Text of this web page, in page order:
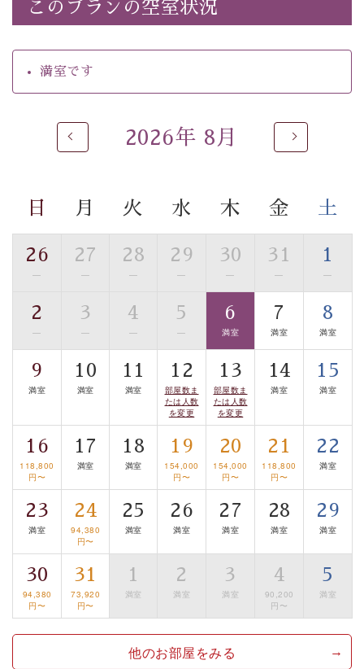
【温泉】
自家源泉「美翠源泉」は酸化の進みが遅く新鮮で若返り
の効果が高い、極めて希有な源泉です。身も心も癒され
るご入浴をお愉しみください。
■お座敷風呂（大浴場）
用。 足元が柔らかく、そして滑りにくい畳のお風呂で
ご了承のほどお願いいたします。
■貸切温泉風呂 （40分2000円）
眺望はございませんが、源泉掛け流しの温泉の質を楽し
む貸切温泉風呂です。ゆったりといやされるプライベー
トな空間をお愉しみください。
【旅】
■諏訪大社4社を巡る無料参拝バス
豊富な知識を持ったドライバー兼ガイドが諏訪大社をご
事前ご予約制ですので、ご利用ご希望の方
は【3日前まで】にお電話ください。
※交通規制などにより運行できない日がございます
※年末年始及び御柱祭前後は運行しておりません
以上が基本プランの内容です。
神秘なる諏訪湖に心癒される時間をお過ごしいただけま
したら幸いです。
このプランの空室状況
満室です
2026年 8月
日 月 火 水 木 金 土
26
—
27
—
28
—
29
—
30
—
31
—
1
—
2
—
3
—
4
—
5
—
6
満室
7
満室
8
満室
9
満室
10
満室
11
満室
12
部屋数ま
たは人数
を変更
13
部屋数ま
たは人数
を変更
14
満室
15
満室
16
118,800
円〜
17
満室
18
満室
19
154,000
円〜
20
154,000
円〜
21
118,800
円〜
22
満室
23
満室
24
94,380
円〜
25
満室
26
満室
27
満室
28
満室
29
満室
30
94,380
円〜
31
73,920
円〜
1
満室
2
満室
3
満室
4
90,200
円〜
5
満室
他のお部屋をみる